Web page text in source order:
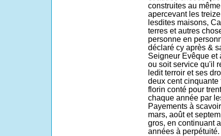
construites au
apercevant les
lesdites maisons,
terres et autres
personne en
déclaré cy après &
Seigneur Evêque et
ou soit service qu'il
ledit terroir et ses
deux cent
florin conté pour
chaque année par
Payements à
mars, août et
gros, en continuant
années à perpétuité.